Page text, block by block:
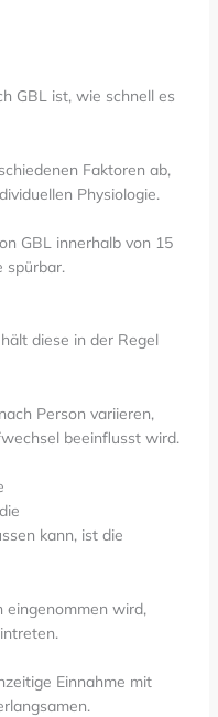
GBL ist, wie schnell es
Faktoren ab,
Physiologie.
GBL innerhalb von 15
spürbar.
diese in der Regel
Person variieren,
beeinflusst wird.
kann, ist die
wird,
Einnahme mit